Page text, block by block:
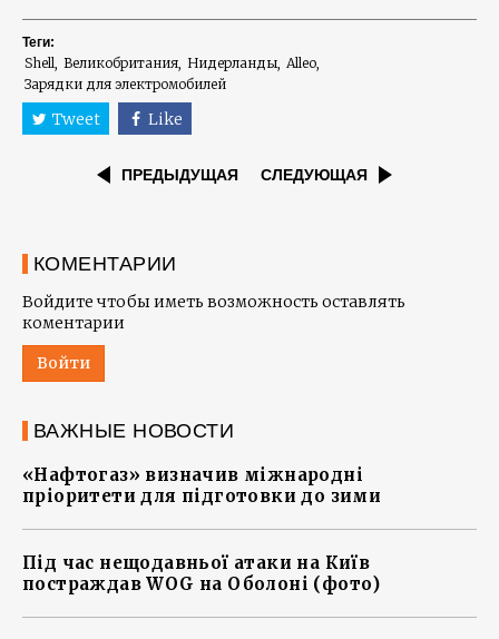
Теги:
Shell Великобритания Нидерланды Alleo
Зарядки для электромобилей
Tweet Like
ПРЕДЫДУЩАЯ СЛЕДУЮЩАЯ
КОМЕНТАРИИ
Войдите чтобы иметь возможность оставлять
коментарии
Войти
ВАЖНЫЕ НОВОСТИ
«Нафтогаз» визначив міжнародні
пріоритети для підготовки до зими
Під час нещодавньої атаки на Київ
постраждав WOG на Оболоні (фото)